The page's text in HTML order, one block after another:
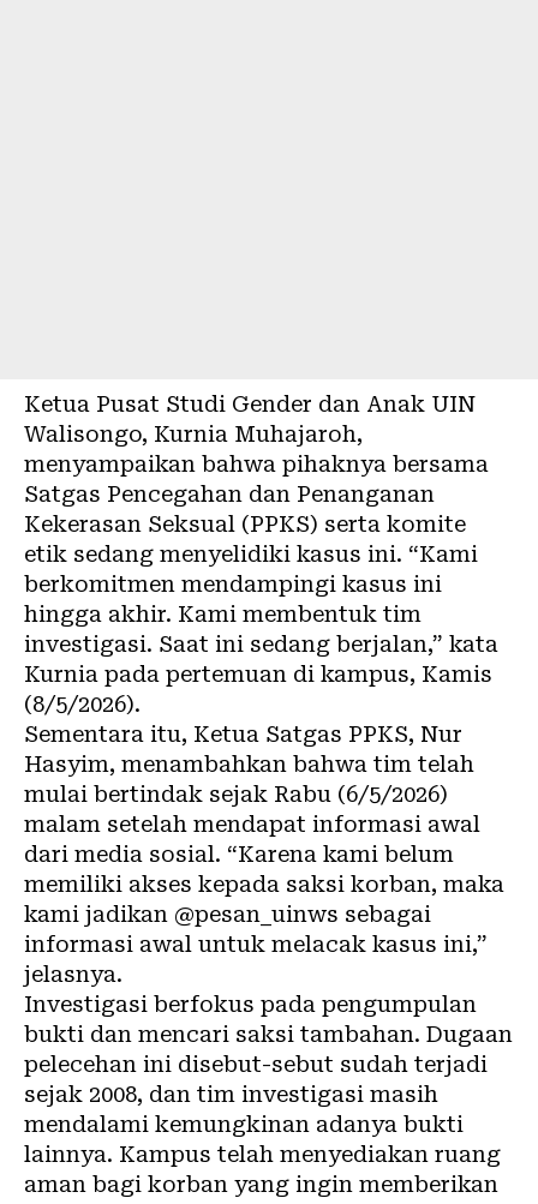
Ketua Pusat Studi Gender dan Anak UIN
Walisongo, Kurnia Muhajaroh,
menyampaikan bahwa pihaknya bersama
Satgas Pencegahan dan Penanganan
Kekerasan Seksual (PPKS) serta komite
etik sedang menyelidiki kasus ini. “Kami
berkomitmen mendampingi kasus ini
hingga akhir. Kami membentuk tim
investigasi. Saat ini sedang berjalan,” kata
Kurnia pada pertemuan di kampus, Kamis
(8/5/2026).
Sementara itu, Ketua Satgas PPKS, Nur
Hasyim, menambahkan bahwa tim telah
mulai bertindak sejak Rabu (6/5/2026)
malam setelah mendapat informasi awal
dari media sosial. “Karena kami belum
memiliki akses kepada saksi korban, maka
kami jadikan @pesan_uinws sebagai
informasi awal untuk melacak kasus ini,”
jelasnya.
Investigasi berfokus pada pengumpulan
bukti dan mencari saksi tambahan. Dugaan
pelecehan ini disebut-sebut sudah terjadi
sejak 2008, dan tim investigasi masih
mendalami kemungkinan adanya bukti
lainnya. Kampus telah menyediakan ruang
aman bagi korban yang ingin memberikan